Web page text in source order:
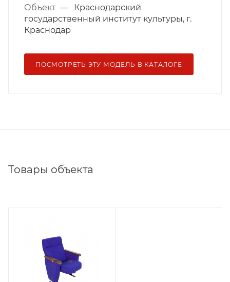
Объект —
Краснодарский
государственный институт культуры, г.
Краснодар
ПОСМОТРЕТЬ ЭТУ МОДЕЛЬ В КАТАЛОГЕ
Товары объекта